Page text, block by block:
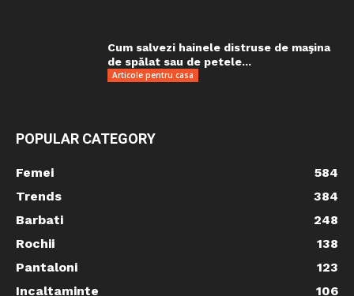
Cum salvezi hainele distruse de maşina
de spălat sau de petele...
Articole pentru casa
POPULAR CATEGORY
Femei
584
Trends
384
Barbati
248
Rochii
138
Pantaloni
123
Incaltaminte
106